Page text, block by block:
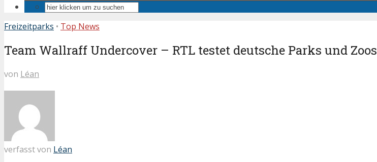
Freizeitparks • Top News
Team Wallraff Undercover – RTL testet deutsche Parks und Zoos
von Léan
verfasst von Léan